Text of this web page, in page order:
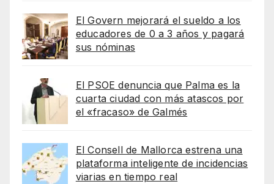
El Govern mejorará el sueldo a los
educadores de 0 a 3 años y pagará
sus nóminas
El PSOE denuncia que Palma es la
cuarta ciudad con más atascos por
el «fracaso» de Galmés
El Consell de Mallorca estrena una
plataforma inteligente de incidencias
viarias en tiempo real